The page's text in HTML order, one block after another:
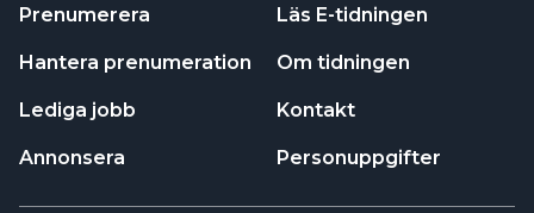
Prenumerera
Hantera prenumeration
Lediga jobb
Annonsera
Läs E-tidningen
Om tidningen
Kontakt
Personuppgifter